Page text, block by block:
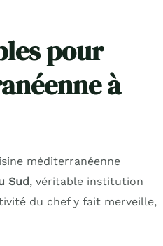
pour
à
méditerranéenne
Sud, véritable institution
du chef y fait merveille,